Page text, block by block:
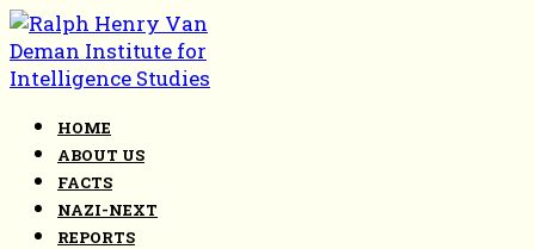
Skip
to
content
HOME
ABOUT US
FACTS
NAZI-NEXT
REPORTS